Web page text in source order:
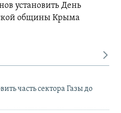
установить День
общины Крыма
часть сектора Газы до